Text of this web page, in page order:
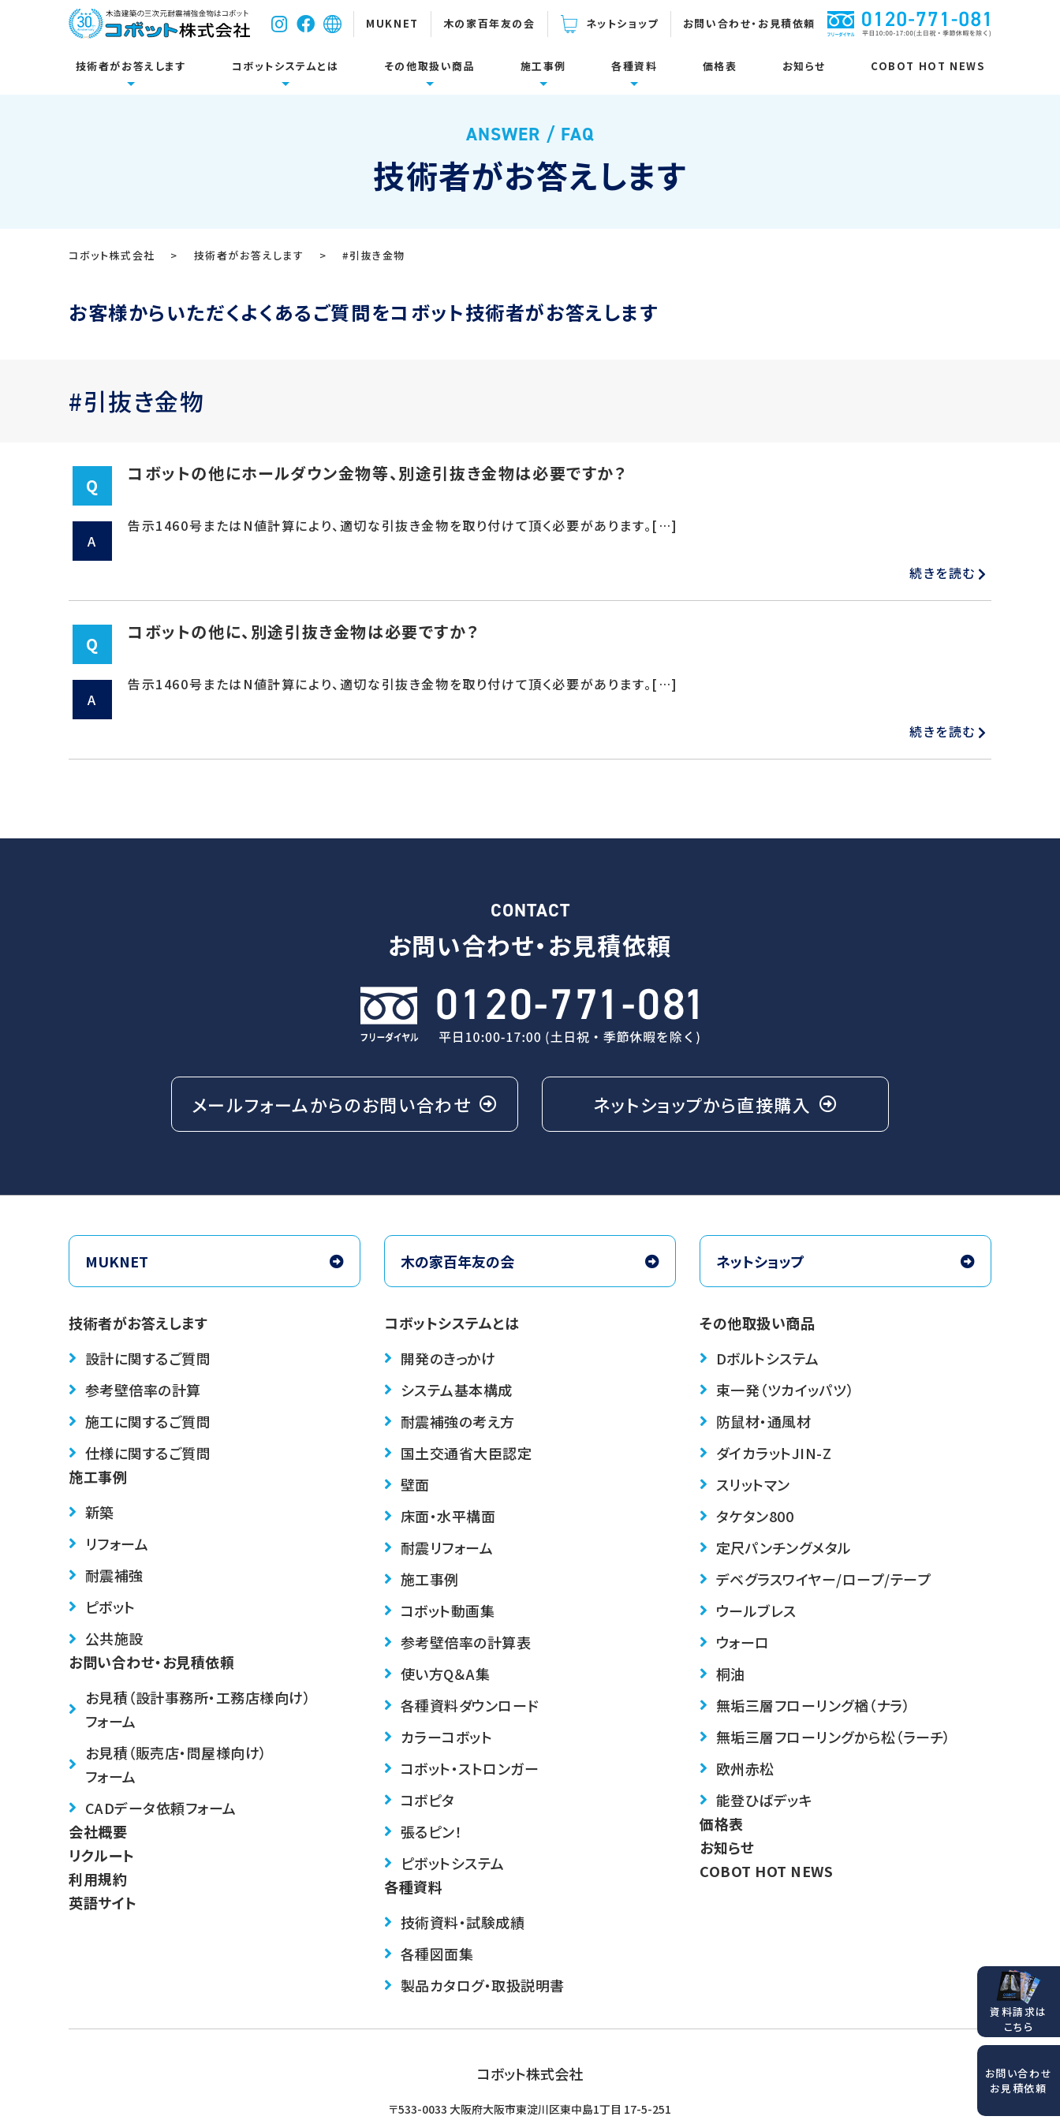
MUKNET 木の家百年友の会 ネットショップ お問い合わせ・お見積依頼
技術者がお答えします
施工に関するご質問
コボットシステムとは
開発のきっかけ システム基本構成
耐震補強の考え方
壁面
床面・水平構面
耐震リフォーム
使い方Q＆A集
その他取扱い商品
ロープ/ テープ
施工事例
耐震補強
各種資料
製品カタログ・取扱説明書
価格表 お知らせ COBOT HOT NEWS
ANSWER / FAQ
技術者がお答えします
コボット株式会社 > 技術者がお答えします > #引抜き金物
お客様からいただくよくあるご質問をコボット技術者がお答えします
#引抜き金物
Q
コボットの他にホールダウン金物等、別途引抜き金物は必要ですか？
A
告示1460号またはN値計算により、適切な引抜き金物を取り付けて頂く必要があります。[…]
続きを読む
Q
コボットの他に、別途引抜き金物は必要ですか？
A
告示1460号またはN値計算により、適切な引抜き金物を取り付けて頂く必要があります。[…]
続きを読む
CONTACT
お問い合わせ・お見積依頼
メールフォームからのお問い合わせ ネットショップから直接購入
MUKNET 木の家百年友の会 ネットショップ
技術者がお答えします
設計に関するご質問
参考壁倍率の計算
施工に関するご質問
仕様に関するご質問
施工事例
新築
リフォーム
耐震補強
ピボット
公共施設
お問い合わせ・お見積依頼
お見積（設計事務所・工務店様向け）
フォーム
お見積（販売店・問屋様向け）
フォーム
CADデータ依頼フォーム
会社概要
リクルート
利用規約
英語サイト
コボットシステムとは
開発のきっかけ
システム基本構成
耐震補強の考え方
国土交通省大臣認定
壁面
床面・水平構面
耐震リフォーム
施工事例
コボット動画集
参考壁倍率の計算表
使い方Q＆A集
各種資料ダウンロード
カラーコボット
コボット・ストロンガー
コボピタ
張るピン！
ピボットシステム
各種資料
技術資料・試験成績
各種図面集
製品カタログ・取扱説明書
その他取扱い商品
Dボルトシステム
束一発（ツカイッパツ）
防鼠材・通風材
ダイカラットJIN-Z
スリットマン
タケタン800
定尺パンチングメタル
デベグラスワイヤー/ロープ/テープ
ウールブレス
ウォーロ
桐油
無垢三層フローリング楢（ナラ）
無垢三層フローリングから松（ラーチ）
欧州赤松
能登ひばデッキ
価格表
お知らせ
COBOT HOT NEWS
コボット株式会社
〒533-0033 大阪府大阪市東淀川区東中島1丁目 17-5-251
資料請求は
こちら
お問い合わせ
お見積依頼